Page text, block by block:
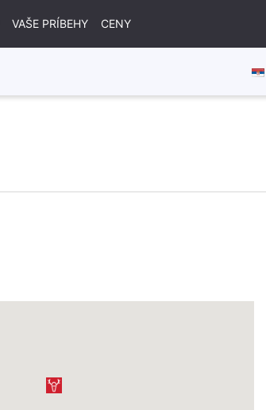
VAŠE PRÍBEHY CENY